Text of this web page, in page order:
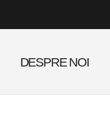
DESPRE NOI